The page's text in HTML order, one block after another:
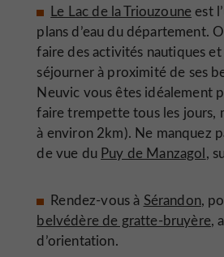
Le Lac de la Triouzouneest
plans d’eau du département.
faire des activités nautiques
séjourner à proximité de ses
Neuvic vous êtes idéalement
faire trempette tous les jours,
à environ 2km). Ne manquez
de vue du Puy de Manzagol,
Rendez-vous à Sérandon,
belvédère de gratte-bruyère,
d’orientation.